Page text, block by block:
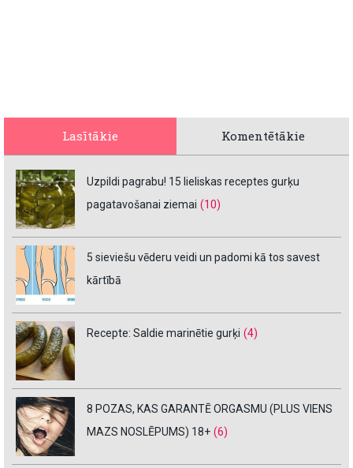
Lasītākie Komentētākie
Uzpildi pagrabu! 15 lieliskas receptes gurķu
pagatavošanai ziemai (10)
5 sieviešu vēderu veidi un padomi kā tos savest
kārtībā
Recepte: Saldie marinētie gurķi (4)
8 POZAS, KAS GARANTĒ ORGASMU (PLUS VIENS
MAZS NOSLĒPUMS) 18+ (6)